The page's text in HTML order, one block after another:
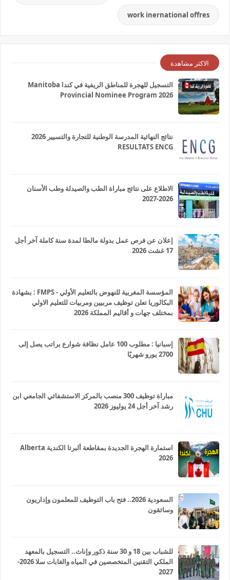
work inernational offres
الاكثر مشاهدة
التسجيل للهجرة للمناطق الريفية في كندا Manitoba
Provincial Nominee Program 2026
نتائج النهائية المدرسة الوطنية للتجارة والتسيير 2026
RESULTATS ENCG
الاطلاع على نتائج مباراة الطب والصيدلة وطب الأسنان
2026-2027
إعلان عن فرص عمل بدولة مالطا لمدة سنة كاملة آخر أجل
17 غشت 2026
المؤسسة المغربية للنهوض بالتعليم الأولي - FMPS : بشهادة
البكالوريا تعلن توظيف مربيين ومربيات للتعليم الاولي
بمختلف جهات و أقاليم المملكة 2026
إسبانيا : مطلوب 100 عامل نظافة شوارع براتب يصل إلى
2700 يورو شهريًا
مباراة توظيف 300 منصب بالمركز الاستشفائي الجامعي ابن
رشد آخر أجل 24 يوليوز 2026
استمارة الهجرة الجديدة بمقاطعة ألبرتا الكندية Alberta
2026
السعودية 2026.. فتح باب التوظيف للمعلمون وإداريون
وسائقون
للشباب بين 18 و 30 سنة ذكور وإناث.. التسجيل بالمعهد
الملكي التقنين المتخصصين في المياه والغابات سلا 2026-
2027